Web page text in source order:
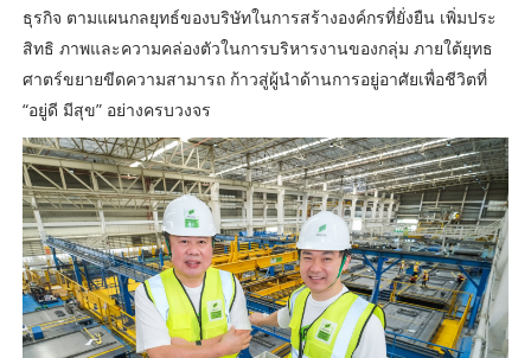
ธุรกิจ ตามแผนกลยุทธ์ของบริษัทในการสร้างองค์กรที่ยั่งยืน เพิ่มประ
สิทธิ ภาพและความคล่องตัวในการบริหารงานของกลุ่ม ภายใต้ยุทธ
ศาตร์ขยายขีดความสามารถ ก้าวสู่ผู้นำด้านการอยู่อาศัยเพื่อชีวิตที่
“อยู่ดี มีสุข” อย่างครบวงจร